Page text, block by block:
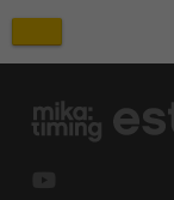
Purpose